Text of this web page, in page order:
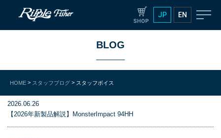
JP EN
BLOG
HOME > スタッフブログ > スタッフボイス
2026.06.26
【2026年新製品解説】MonsterImpact 94HH